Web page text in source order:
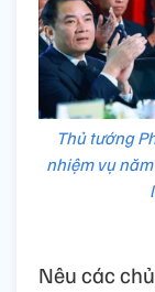
Thủ tướng
nhiệm vụ
Nêu các